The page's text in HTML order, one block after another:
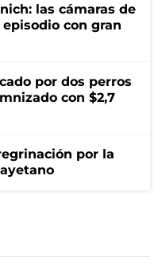
las cámaras de
con gran
por dos perros
con $2,7
por la